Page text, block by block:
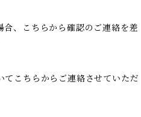
合、こちらから確認のご連絡を差
こちらからご連絡させていただ